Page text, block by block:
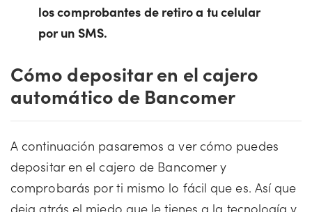
los comprobantes de retiro a tu celular
por un SMS.
Cómo depositar en el cajero
automático de Bancomer
A continuación pasaremos a ver cómo puedes
depositar en el cajero de Bancomer y
comprobarás por ti mismo lo fácil que es. Así que
deja atrás el miedo que le tienes a la tecnología y